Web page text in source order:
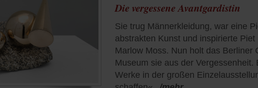
Die vergessene Avantgardistin
Sie trug Männerkleidung, war eine
abstrakten Kunst und inspirierte Piet
Marlow Moss. Nun holt das Berliner
Museum sie aus der Vergessenheit.
Werke in der großen